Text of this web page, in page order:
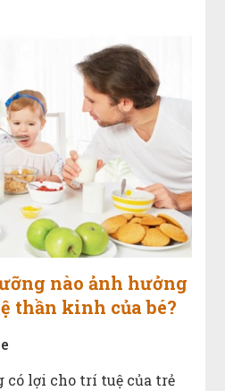
nào ảnh hưởng
thần kinh của bé?
có lợi cho trí tuệ của trẻ